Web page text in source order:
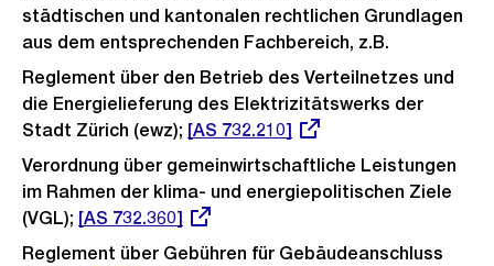
städtischen und kantonalen rechtlichen Grundlagen
aus dem entsprechenden Fachbereich, z.B.
Reglement über den Betrieb des Verteilnetzes und
die Energielieferung des Elektrizitätswerks der
Stadt Zürich (ewz); Externer
Link:
[AS 732.210]
Verordnung über gemeinwirtschaftliche Leistungen
im Rahmen der klima- und energiepolitischen Ziele
(VGL); Externer
Link:
[AS 732.360]
Reglement über Gebühren für Gebäudeanschluss